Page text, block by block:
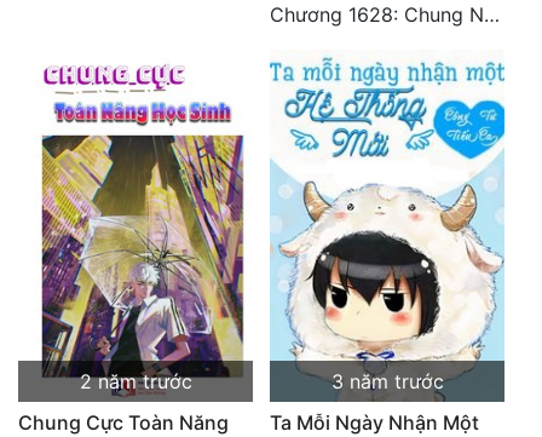
Chương 1628: Chung Nguyên Chí Cao (2)
2 năm trước
Chung Cực Toàn Năng
3 năm trước
Ta Mỗi Ngày Nhận Một